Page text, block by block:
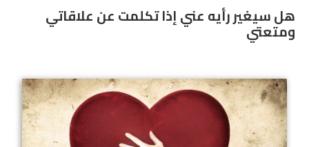
هل سيغير رأيه عني إذا تكلمت عن علاقاتي
ومتعتي